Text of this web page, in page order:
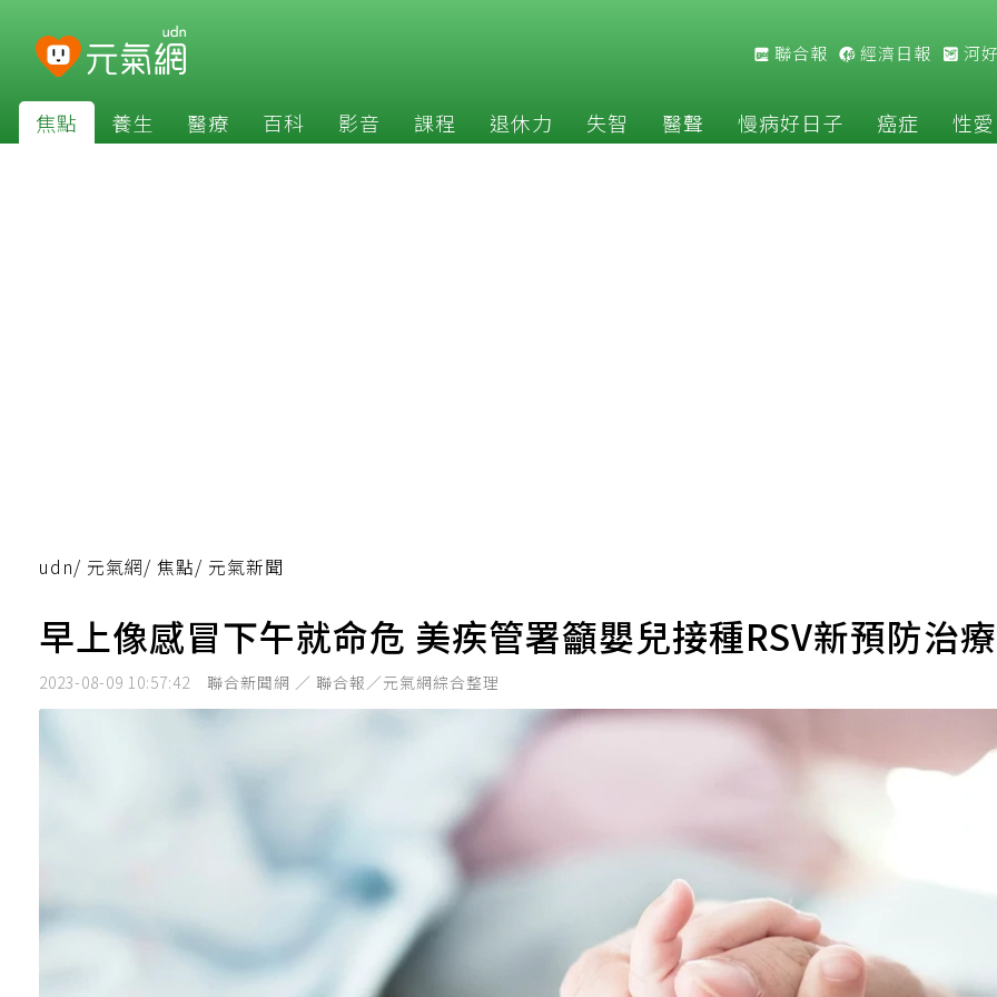
聯合報 經濟日報 河
焦點 養生 醫療 百科 影音 課程 退休力 失智 醫聲 慢病好日子 癌症 性愛
udn/ 元氣網/ 焦點/ 元氣新聞
早上像感冒下午就命危 美疾管署籲嬰兒接種RSV新預防治
2023-08-09 10:57:42 聯合新聞網 ／ 聯合報／元氣網綜合整理